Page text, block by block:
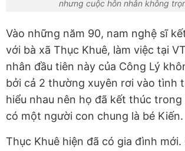
nhưng cuộc hôn nhân không
Vào những năm 90, nam nghệ sĩ
với bà xã Thục Khuê, làm việc tại
nhân đầu tiên này của Công Lý
bởi cả 2 thường xuyên rơi vào tình
hiểu nhau nên họ đã kết thúc trong
có một người con chung là bé Kiến.
Thục Khuê hiện đã có gia đình mới.